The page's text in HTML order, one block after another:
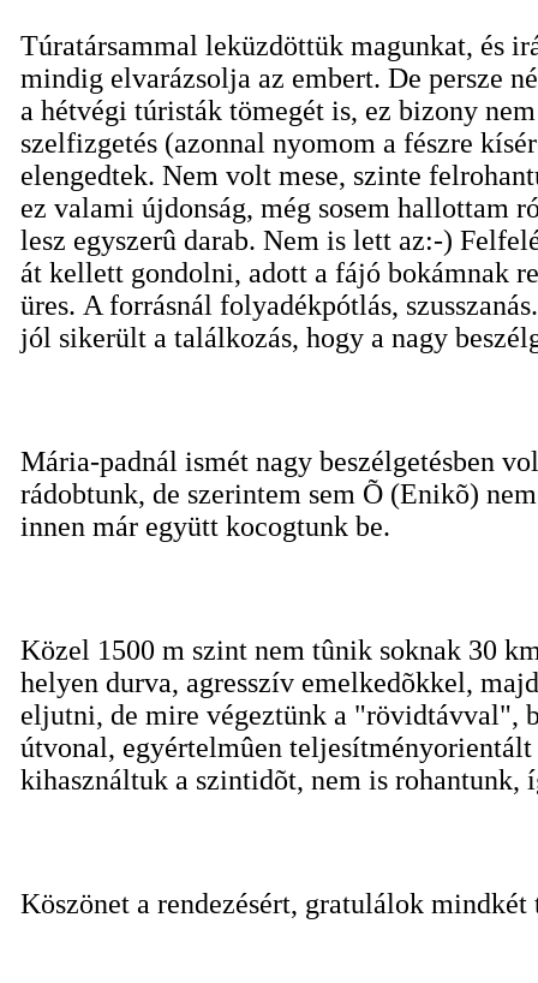
Túratársammal leküzdöttük magunkat, és
mindig elvarázsolja az embert. De persze
a hétvégi túristák tömegét is, ez bizony
szelfizgetés (azonnal nyomom a fészre
elengedtek. Nem volt mese, szinte
ez valami újdonság, még sosem hallottam
lesz egyszerû darab. Nem is lett az:-)
át kellett gondolni, adott a fájó bokámnak
üres. A forrásnál folyadékpótlás,
jól sikerült a találkozás, hogy a nagy
Mária-padnál ismét nagy beszélgetésben
rádobtunk, de szerintem sem Õ (Enikõ)
innen már együtt kocogtunk be.
Közel 1500 m szint nem tûnik soknak 30
helyen durva, agresszív emelkedõkkel,
eljutni, de mire végeztünk a "rövidtávval",
útvonal, egyértelmûen
kihasználtuk a szintidõt, nem is
Köszönet a rendezésért, gratulálok